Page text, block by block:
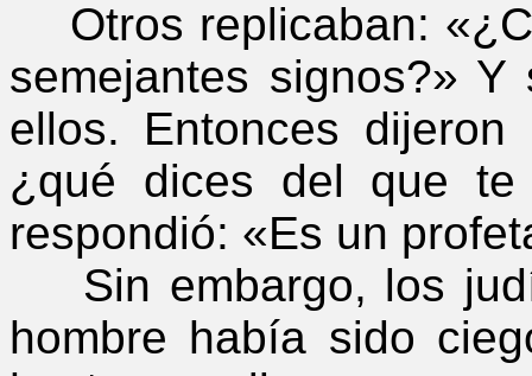
Otros replicaban:
semejantes signos?»
ellos. Entonces
¿qué dices del que
respondió: «Es un
Sin embargo, los
hombre había sido